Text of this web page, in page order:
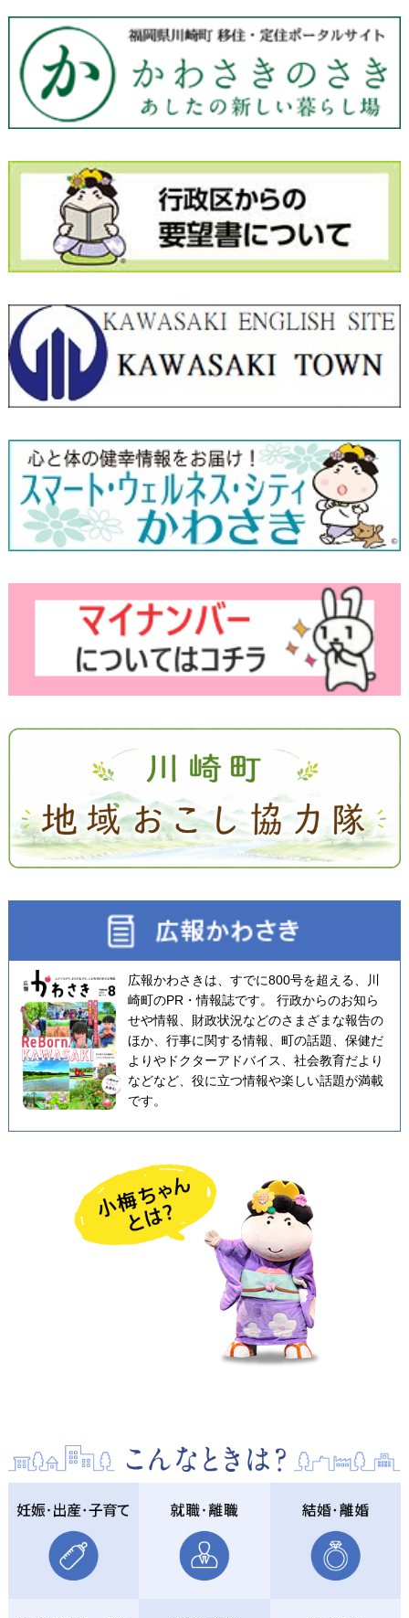
広報かわさきは、すでに800号を超える、川
崎町のPR・情報誌です。 行政からのお知ら
せや情報、財政状況などのさまざまな報告の
ほか、行事に関する情報、町の話題、保健だ
よりやドクターアドバイス、社会教育だより
などなど、役に立つ情報や楽しい話題が満載
です。